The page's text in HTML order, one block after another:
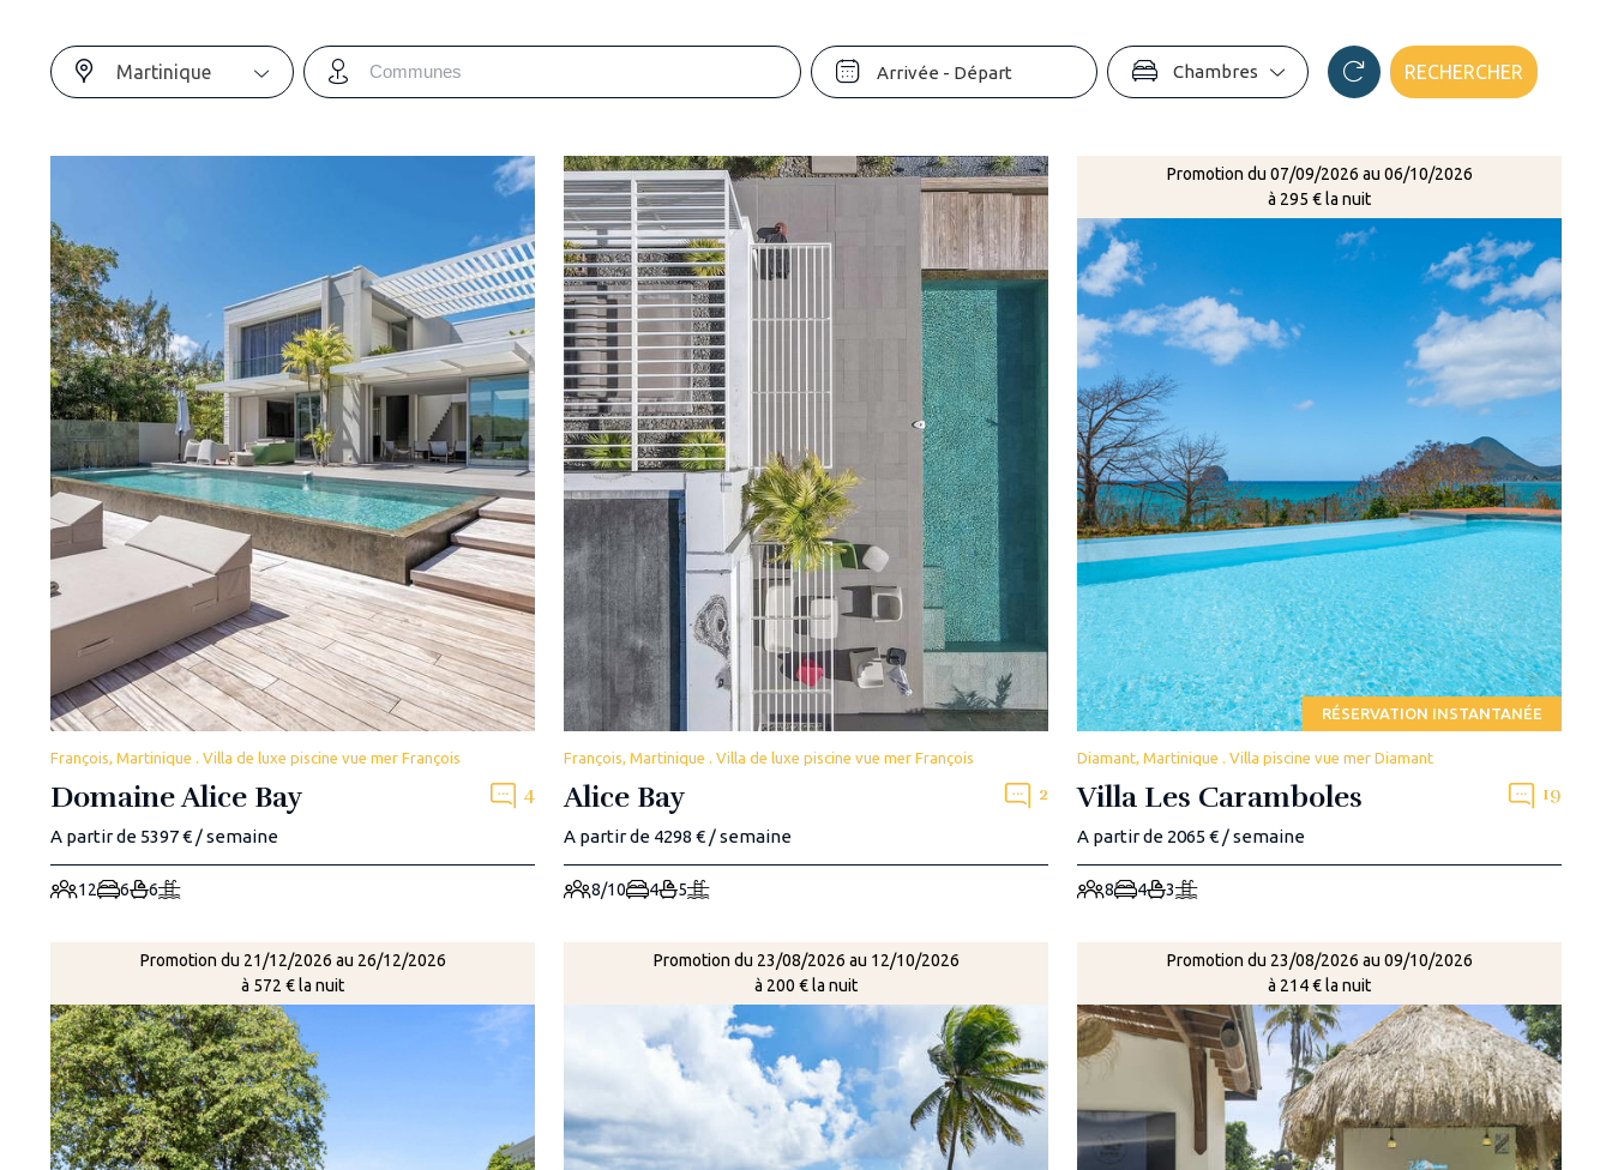
Martinique Chambres RECHERCHER
François, Martinique . Villa de luxe piscine vue mer François
Domaine Alice Bay 4
A partir de 5397 € / semaine
12 6 6
François, Martinique . Villa de luxe piscine vue mer François
Alice Bay 2
A partir de 4298 € / semaine
8/10 4 5
Promotion du 07/09/2026 au 06/10/2026
à 295 € la nuit
RÉSERVATION INSTANTANÉE
Diamant, Martinique . Villa piscine vue mer Diamant
Villa Les Caramboles 19
A partir de 2065 € / semaine
8 4 3
Promotion du 21/12/2026 au 26/12/2026
à 572 € la nuit
Promotion du 23/08/2026 au 12/10/2026
à 200 € la nuit
Promotion du 23/08/2026 au 09/10/2026
à 214 € la nuit